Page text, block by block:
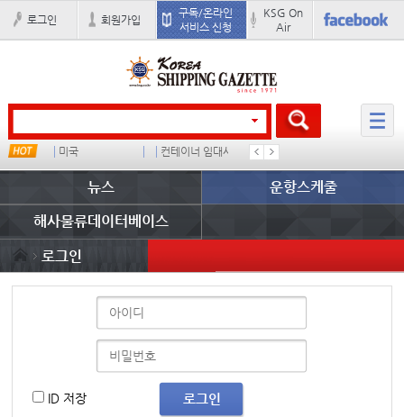
로그인 회원가입
구독/온라인
서비스 신청
KSG On
Air
미국 컨테이너 임대사 더블
뉴스 운항스케줄
해사물류데이터베이스
로그인
로그인
ID 저장